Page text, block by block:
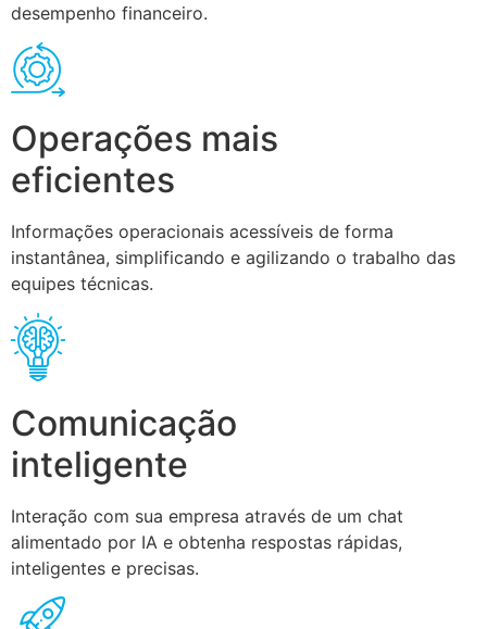
desempenho financeiro.
Operações mais
eficientes
Informações operacionais acessíveis de forma
instantânea, simplificando e agilizando o trabalho das
equipes técnicas.
Comunicação
inteligente
Interação com sua empresa através de um chat
alimentado por IA e obtenha respostas rápidas,
inteligentes e precisas.